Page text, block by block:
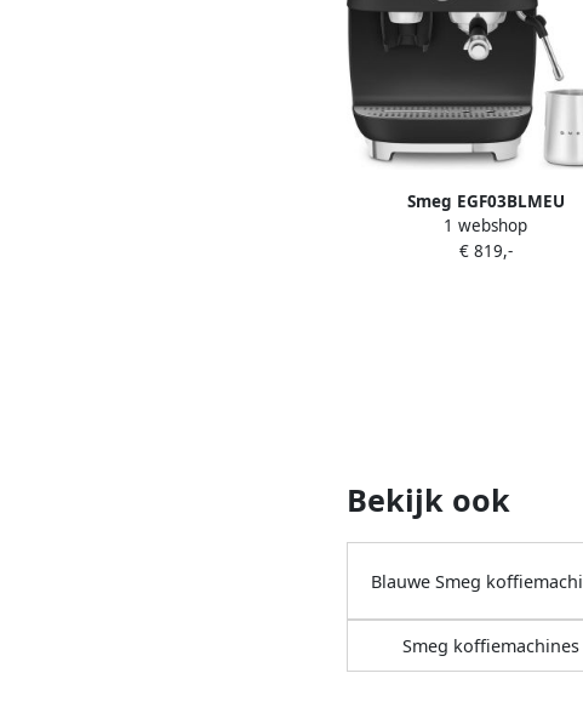
Smeg EGF03BLMEU
Espressomachine met
Geïntegreerde
1 webshop
€ 819,-
Bekijk ook
Blauwe Smeg
Smeg koffiemachines